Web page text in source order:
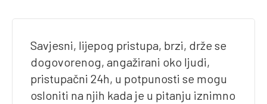
Savjesni, lijepog pristupa, brzi, drže se
dogovorenog, angažirani oko ljudi,
pristupačni 24h, u potpunosti se mogu
osloniti na njih kada je u pitanju iznimno